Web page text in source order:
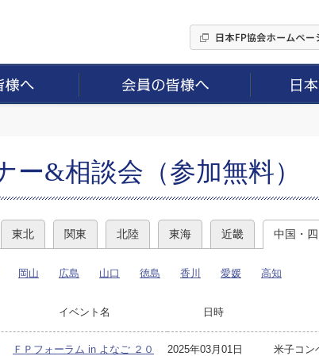
ー&相談会（参加無料）
東北 関東 北陸 東海 近畿 中国・四
岡山 広島 山口 徳島 香川 愛媛 高知
イベント名 日時
ＦＰフォーラム in よなご ２０
2025年03月01日
米子コン